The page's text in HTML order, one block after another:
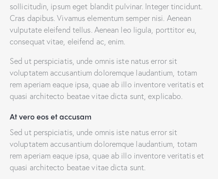
sollicitudin, ipsum eget blandit pulvinar. Integer tincidunt.
Cras dapibus. Vivamus elementum semper nisi. Aenean
vulputate eleifend tellus. Aenean leo ligula, porttitor eu,
consequat vitae, eleifend ac, enim.
Sed ut perspiciatis, unde omnis iste natus error sit
voluptatem accusantium doloremque laudantium, totam
rem aperiam eaque ipsa, quae ab illo inventore veritatis et
quasi architecto beatae vitae dicta sunt, explicabo.
At vero eos et accusam
Sed ut perspiciatis, unde omnis iste natus error sit
voluptatem accusantium doloremque laudantium, totam
rem aperiam eaque ipsa, quae ab illo inventore veritatis et
quasi architecto beatae vitae dicta sunt.